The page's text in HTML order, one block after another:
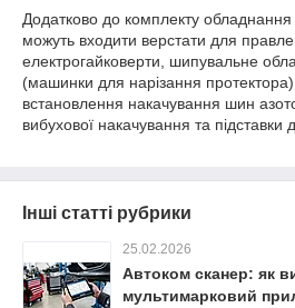
Додатково до комплекту
можуть входити верстати для
електрогайковерти, шипувальне
(машинки для нарізання
встановлення накачування шин
вибухової накачування та підставки
Інші статті рубрики
25.02.2026
Автоком сканер: як
мультимарковий